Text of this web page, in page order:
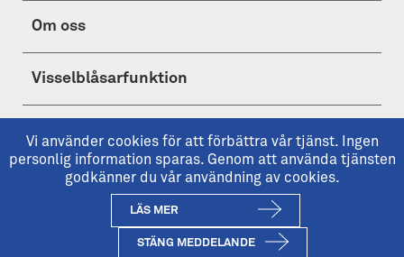
Om oss
Visselblåsarfunktion
Copyright © 2026 IFK Göteborg
ifkgoteborg.se är IFK Göteborgs officiella hemsida.
Vi använder cookies för att förbättra vår tjänst. Ingen
personlig information sparas. Genom att använda tjänsten
godkänner du vår användning av cookies.
LÄS MER
STÄNG MEDDELANDE